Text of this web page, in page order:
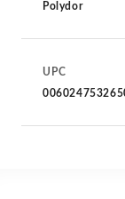
Polydor
UPC